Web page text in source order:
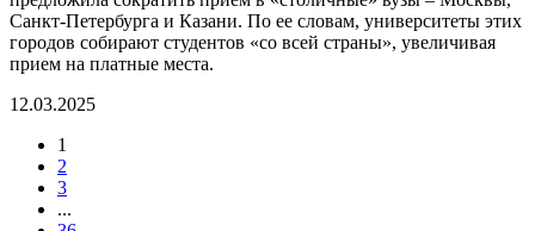
Санкт-Петербурга и Казани. По ее словам, университеты этих
городов собирают студентов «со всей страны», увеличивая
прием на платные места.
12.03.2025
1
2
3
...